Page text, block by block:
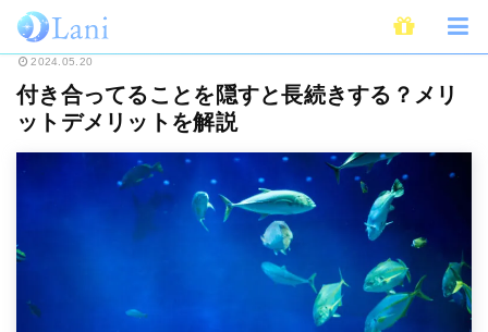
ホーム 恋愛 付き合ってることを隠すと長続きする？メリットデメリット
2024.05.20
付き合ってることを隠すと長続きする？メリ
ットデメリットを解説